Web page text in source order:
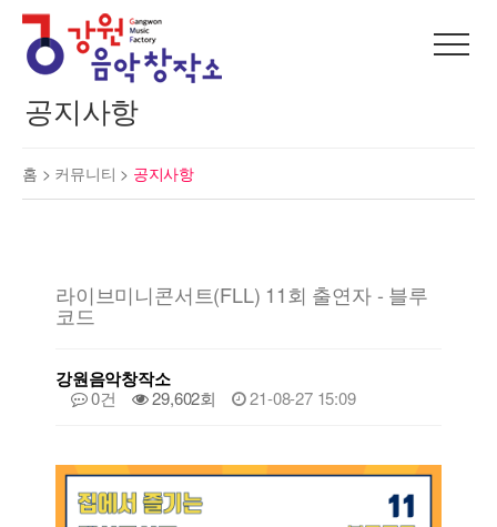
공지사항
홈 > 커뮤니티 > 공지사항
라이브미니콘서트(FLL) 11회 출연자 - 블루
코드
강원음악창작소
0건 29,602회 21-08-27 15:09